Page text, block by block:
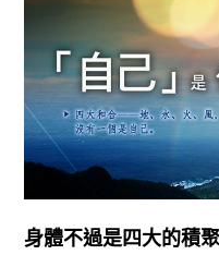
身體不過是四大的積聚